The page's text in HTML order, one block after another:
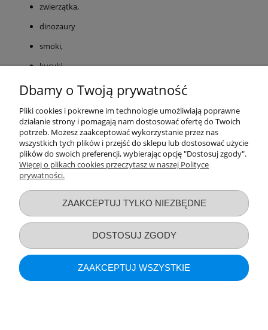
zwierzątka,
dinozaury
smoki,
kucyki,
postaci z różnych bajek
dziecko mogło rozwijać swoją kreatywność przy zabawie. Produkty
te odznaczają się dużą przyczepnością i trwałością, a pokrycie ich
odpowiednim laminatem zabezpiecza dodatkowo przed
zniszczeniem i różnego typu uszkodzeniami. Dzięki czemu
możliwości zabawy z ich udziałem są nieskończone.
Informacje o sklepie
Dbamy o Twoją prywatność
Pliki cookies i pokrewne im technologie umożliwiają poprawne
działanie strony i pomagają nam dostosować ofertę do Twoich
potrzeb. Możesz zaakceptować wykorzystanie przez nas
wszystkich tych plików i przejść do sklepu lub dostosować użycie
plików do swoich preferencji, wybierając opcję "Dostosuj zgody".
Więcej o plikach cookies przeczytasz w naszej Polityce
prywatności.
ZAAKCEPTUJ TYLKO NIEZBĘDNE
DOSTOSUJ ZGODY
ZAAKCEPTUJ WSZYSTKIE